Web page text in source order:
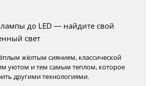
лампы до LED — найдите свой
свет
жёлтым сиянием, классической
уютом и тем самым теплом, которое
другими технологиями.